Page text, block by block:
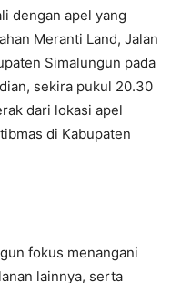
dengan apel yang
Meranti Land, Jalan
Simalungun pada
sekira pukul 20.30
dari lokasi apel
di Kabupaten
fokus menangani
lainnya, serta